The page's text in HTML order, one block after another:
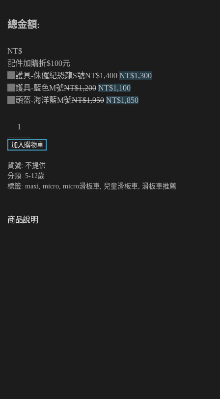
總金額:
NT$
配件加購折$100元
護具-侏儸紀恐龍S號NT$1,400 原
始
價
NT$1,300目
護具-藍色M號NT$1,200 原
始
NT$1,100目
前
頭盔-海洋藍M號NT$1,950 原
NT$1,850目
量
加入購物車
貨號: 不提供
分類: 5-12歲
標籤: maxi, micro, micro滑板車, 兒童滑板車, 滑板車推薦
商品說明